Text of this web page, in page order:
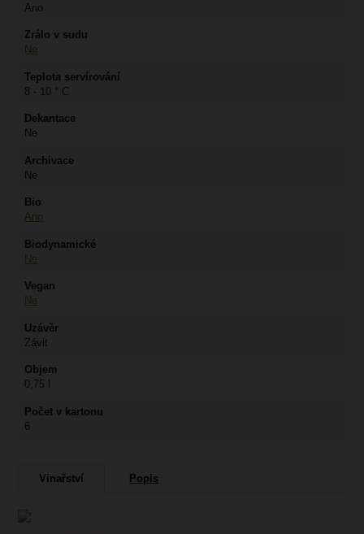
Ano
Zrálo v sudu
Ne
Teplota servírování
8 - 10 ° C
Dekantace
Ne
Archivace
Ne
Bio
Ano
Biodynamické
Ne
Vegan
Ne
Uzávěr
Závit
Objem
0,75 l
Počet v kartonu
6
Vinařství Popis